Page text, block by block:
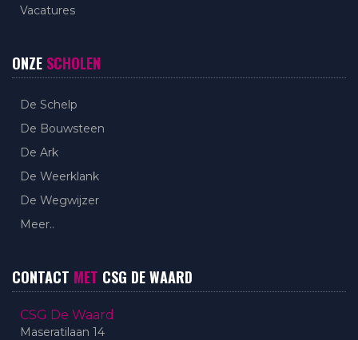
Vacatures
ONZE SCHOLEN
De Schelp
De Bouwsteen
De Ark
De Weerklank
De Wegwijzer
Meer..
CONTACT MET CSG DE WAARD
CSG De Waard
Maseratilaan 14